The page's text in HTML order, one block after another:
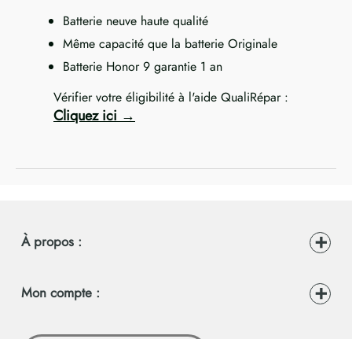
Batterie neuve haute qualité
Même capacité que la batterie Originale
Batterie Honor 9 garantie 1 an
Vérifier votre éligibilité à l'aide QualiRépar :
Cliquez ici
À propos :
Mon compte :